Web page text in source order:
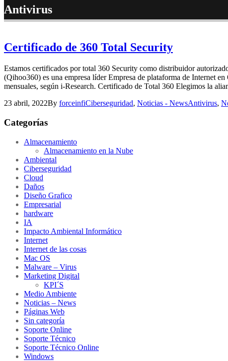
Antivirus
Certificado de 360 Total Security
Estamos certificados por total 360 Security como distribuidor
(Qihoo360) es una empresa líder Empresa de plataforma de Internet
mensuales, según i-Research. Certificado de Total 360 Elegimos la
23 abril, 2022By forceinfiCiberseguridad, Noticias - NewsAntivirus,
Categorías
Almacenamiento
Almacenamiento en la Nube
Ambiental
Ciberseguridad
Cloud
Daños
Diseño Grafico
Empresarial
hardware
IA
Impacto Ambiental Informático
Internet
Internet de las cosas
Mac OS
Malware – Virus
Marketing Digital
KPI´S
Medio Ambiente
Noticias – News
Páginas Web
Sin categoría
Soporte Online
Soporte Técnico
Soporte Técnico Online
Windows